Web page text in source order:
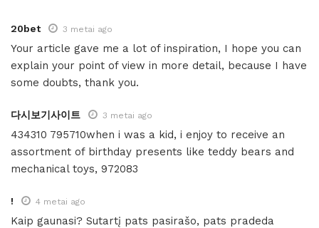
20bet 3 metai ago
Your article gave me a lot of inspiration, I hope you can
explain your point of view in more detail, because I have
some doubts, thank you.
다시보기사이트 3 metai ago
434310 795710when i was a kid, i enjoy to receive an
assortment of birthday presents like teddy bears and
mechanical toys, 972083
! 4 metai ago
Kaip gaunasi? Sutartį pats pasirašo, pats pradeda